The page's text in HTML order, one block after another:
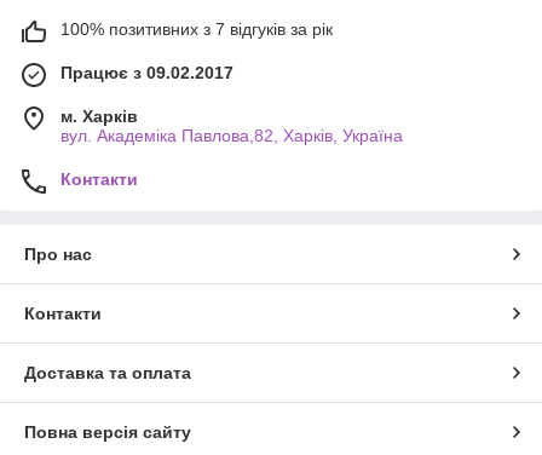
100% позитивних з 7 відгуків за рік
Працює з 09.02.2017
м. Харків
вул. Академіка Павлова,82, Харків, Україна
Контакти
Про нас
Контакти
Доставка та оплата
Повна версія сайту